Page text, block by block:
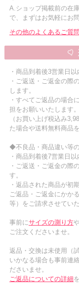
A.ショップ掲載前の在
で、まずはお気軽にお
その他のよくあるご質
・商品到着後3営業日以
・ご返送・ご返金の際
します。
・すべてご返品の場合
担をお願いいたします。
（お買い上げ税込み
た場合や送料無料商品
◆不良品・商品違い等
・商品到着後7営業日以
・ご返送・ご返金の際
す。
・返品された商品が初
ご返品・ご返金にかか
等）をご請求させてい
事前にサイズの測り方
ご注文くださいませ。
返品・交換は未使用（
いかなる場合も事前連
ださいませ。
ご返品についての詳細